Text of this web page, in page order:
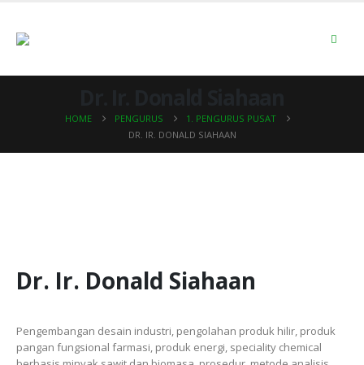
HOME PENGURUS
1. PENGURUS PUSAT
DR. IR. DONALD SIAHAAN
Dr. Ir. Donald Siahaan
Pengembangan desain industri, pengolahan produk hilir, produk
pangan fungsional farmasi, produk energi, speciality chemical